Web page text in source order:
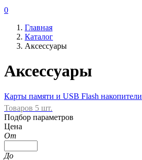
0
Главная
Каталог
Аксессуары
Аксессуары
Карты памяти и USB Flash накопители
Товаров 5 шт.
Подбор параметров
Цена
От
До